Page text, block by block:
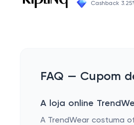
Cashback
FAQ — Cupom
A loja online
A TrendWear costuma